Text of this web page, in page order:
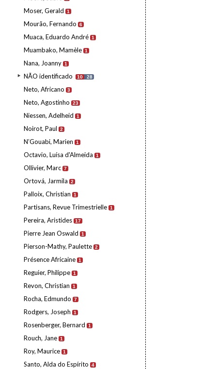
Moser, Gerald 1
Mourão, Fernando 6
Muaca, Eduardo André 1
Muambako, Mamèle 1
Nana, Joanny 1
NÃO identificado 10 28
Neto, Africano 3
Neto, Agostinho 23
Niessen, Adelheid 1
Noirot, Paul 2
N’Gouabi, Marien 1
Octavio, Luísa d'Almeida 1
Ollivier, Marc 7
Ortová, Jarmila 2
Palloix, Christian 1
Partisans, Revue Trimestrielle 1
Pereira, Aristides 17
Pierre Jean Oswald 1
Pierson-Mathy, Paulette 2
Présence Africaine 1
Reguier, Philippe 1
Revon, Christian 1
Rocha, Edmundo 7
Rodgers, Joseph 1
Rosenberger, Bernard 1
Rouch, Jane 1
Roy, Maurice 1
Santo, Alda do Espírito 4